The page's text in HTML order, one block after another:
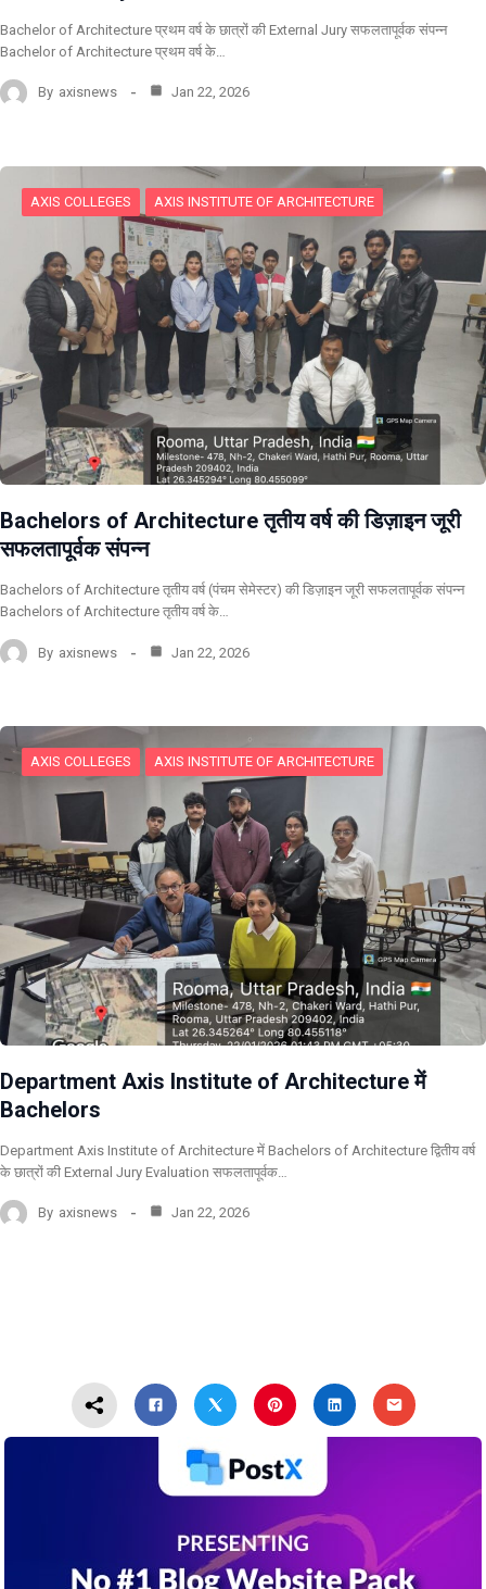
Bachelor of Architecture प्रथम वर्ष के छात्रों की External Jury सफलतापूर्वक संपन्न
Bachelor of Architecture प्रथम वर्ष के…
By axisnews Jan 22, 2026
AXIS COLLEGES AXIS INSTITUTE OF ARCHITECTURE
Bachelors of Architecture तृतीय वर्ष की डिज़ाइन जूरी
सफलतापूर्वक संपन्न
Bachelors of Architecture तृतीय वर्ष (पंचम सेमेस्टर) की डिज़ाइन जूरी सफलतापूर्वक संपन्न
Bachelors of Architecture तृतीय वर्ष के…
By axisnews Jan 22, 2026
AXIS COLLEGES AXIS INSTITUTE OF ARCHITECTURE
Department Axis Institute of Architecture में
Bachelors
Department Axis Institute of Architecture में Bachelors of Architecture द्वितीय वर्ष
के छात्रों की External Jury Evaluation सफलतापूर्वक…
By axisnews Jan 22, 2026